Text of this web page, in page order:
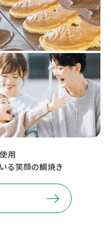
用
る笑顔の鯛焼き